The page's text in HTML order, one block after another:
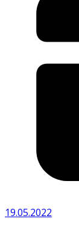
19.05.2022